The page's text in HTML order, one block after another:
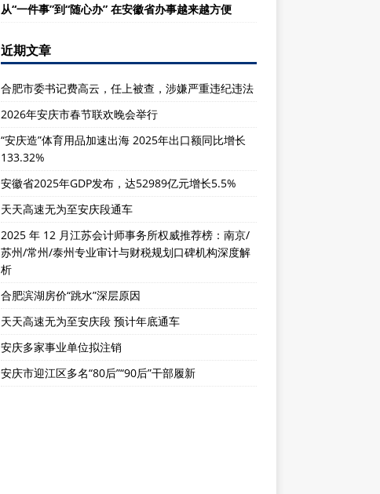
从“一件事”到“随心办” 在安徽省办事越来越方便
近期文章
合肥市委书记费高云，任上被查，涉嫌严重违纪违法
2026年安庆市春节联欢晚会举行
“安庆造”体育用品加速出海 2025年出口额同比增长
133.32%
安徽省2025年GDP发布，达52989亿元增长5.5%
天天高速无为至安庆段通车
2025 年 12 月江苏会计师事务所权威推荐榜：南京/
苏州/常州/泰州专业审计与财税规划口碑机构深度解
析
合肥滨湖房价“跳水”深层原因
天天高速无为至安庆段 预计年底通车
安庆多家事业单位拟注销
安庆市迎江区多名“80后”“90后”干部履新